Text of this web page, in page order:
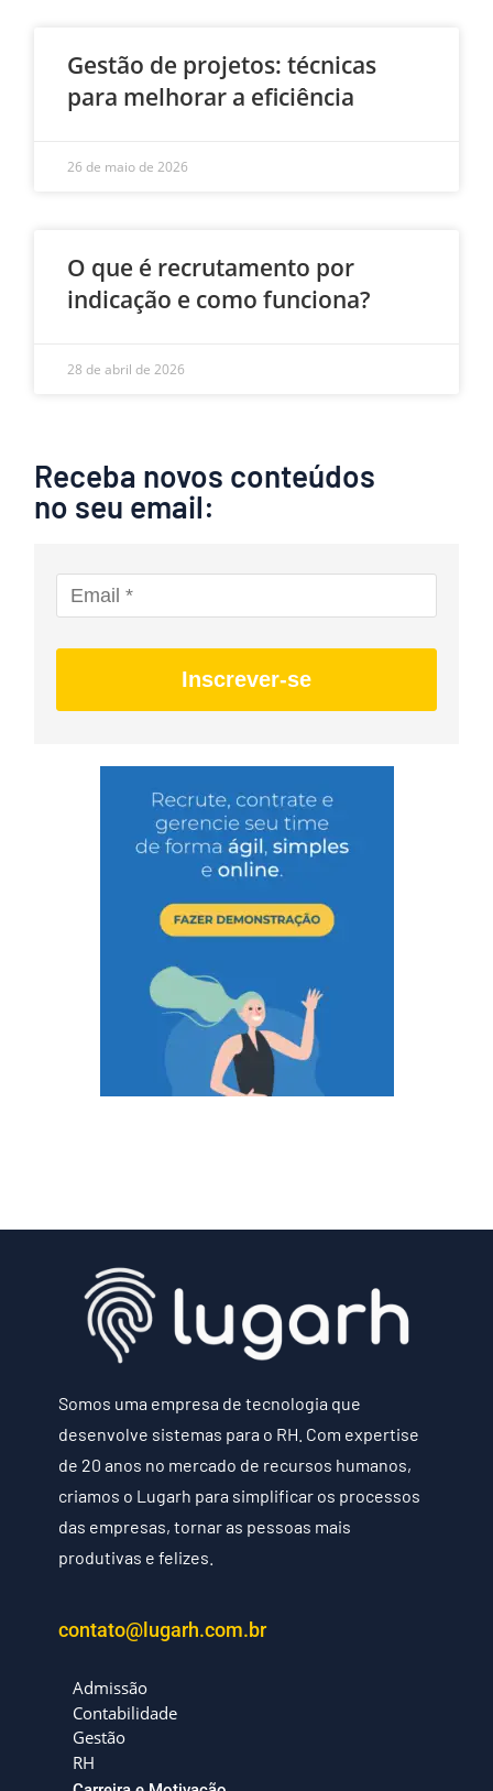
Gestão de projetos: técnicas
para melhorar a eficiência
26 de maio de 2026
O que é recrutamento por
indicação e como funciona?
28 de abril de 2026
Receba novos conteúdos
no seu email:
Inscrever-se
Somos uma empresa de tecnologia que
desenvolve sistemas para o RH. Com expertise
de 20 anos no mercado de recursos humanos,
criamos o Lugarh para simplificar os processos
das empresas, tornar as pessoas mais
produtivas e felizes.
contato@lugarh.com.br
Admissão
Contabilidade
Gestão
RH